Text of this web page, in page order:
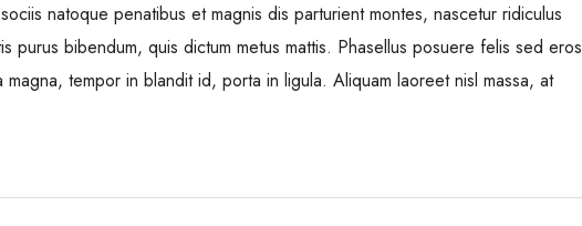
natoque penatibus et magnis dis parturient montes, nascetur ridiculus
purus bibendum, quis dictum metus mattis. Phasellus posuere felis sed eros
magna, tempor in blandit id, porta in ligula. Aliquam laoreet nisl massa, at